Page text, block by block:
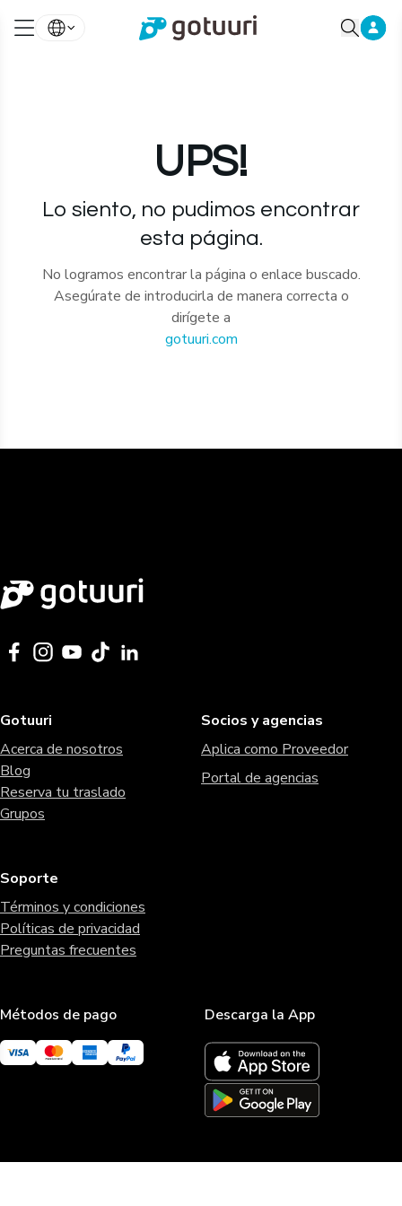
UPS!
Lo siento, no pudimos encontrar
esta página.
No logramos encontrar la página o enlace buscado.
Asegúrate de introducirla de manera correcta o
dirígete a
gotuuri.com
Gotuuri
Acerca de nosotros
Blog
Reserva tu traslado
Grupos
Socios y agencias
Aplica como Proveedor
Portal de agencias
Soporte
Términos y condiciones
Políticas de privacidad
Preguntas frecuentes
Métodos de pago Descarga la App